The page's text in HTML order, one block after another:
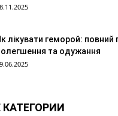
лікувати геморой: повний
та одужання